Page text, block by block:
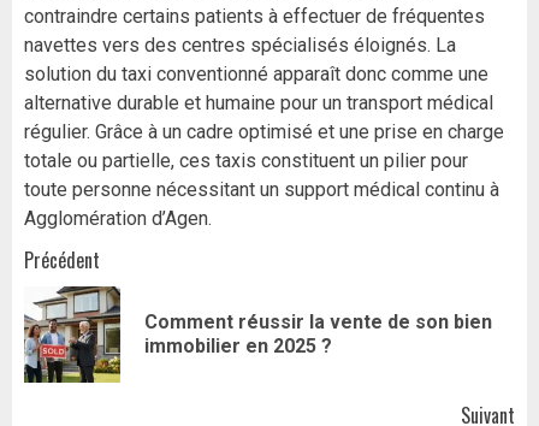
contraindre certains patients à effectuer de fréquentes
navettes vers des centres spécialisés éloignés. La
solution du taxi conventionné apparaît donc comme une
alternative durable et humaine pour un transport médical
régulier. Grâce à un cadre optimisé et une prise en charge
totale ou partielle, ces taxis constituent un pilier pour
toute personne nécessitant un support médical continu à
Agglomération d’Agen.
Navigation
d’article
Précédent
Comment réussir la vente de son bien
immobilier en 2025 ?
Suivant